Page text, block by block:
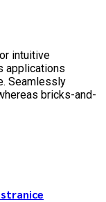
intuitive
applications
Seamlessly
bricks-and-